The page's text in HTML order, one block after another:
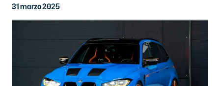
31 marzo 2025